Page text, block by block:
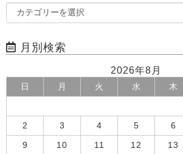
月別検索
2026年8月
日 月 火 水 木
2 3 4 5 6
9 10 11 12 13